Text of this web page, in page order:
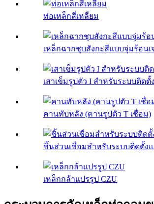
ท่อเหล็กสี่เหลี่ยม
เหล็กฉากชุบสังกะสีแบบจุ่มร้อนเ
เสาเข็มรูปตัว I สำหรับระบบติด
คานทับหลัง (คานรูปตัว T เชื่อม)
ชิ้นส่วนเชื่อมสำหรับระบบติดตั้งแ
เหล็กกล้าแปรรูป CZU